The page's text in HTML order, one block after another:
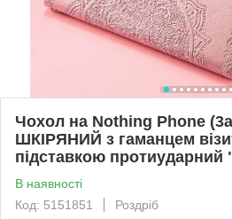
Чохол на Nothing Phone
ШКІРЯНИЙ з гаманцем
підставкою протиударний
В наявності
Код: 5151851
Роздріб